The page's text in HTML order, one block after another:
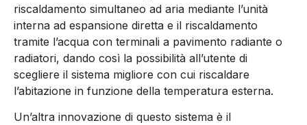
riscaldamento simultaneo ad aria mediante l’unità
interna ad espansione diretta e il riscaldamento
tramite l’acqua con terminali a pavimento radiante o
radiatori, dando così la possibilità all’utente di
scegliere il sistema migliore con cui riscaldare
l’abitazione in funzione della temperatura esterna.
Un’altra innovazione di questo sistema è il